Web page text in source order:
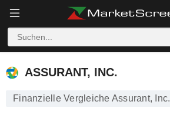
ASSURANT, INC.
ASSURANT, INC.
Finanzielle Vergleiche Assurant, Inc.